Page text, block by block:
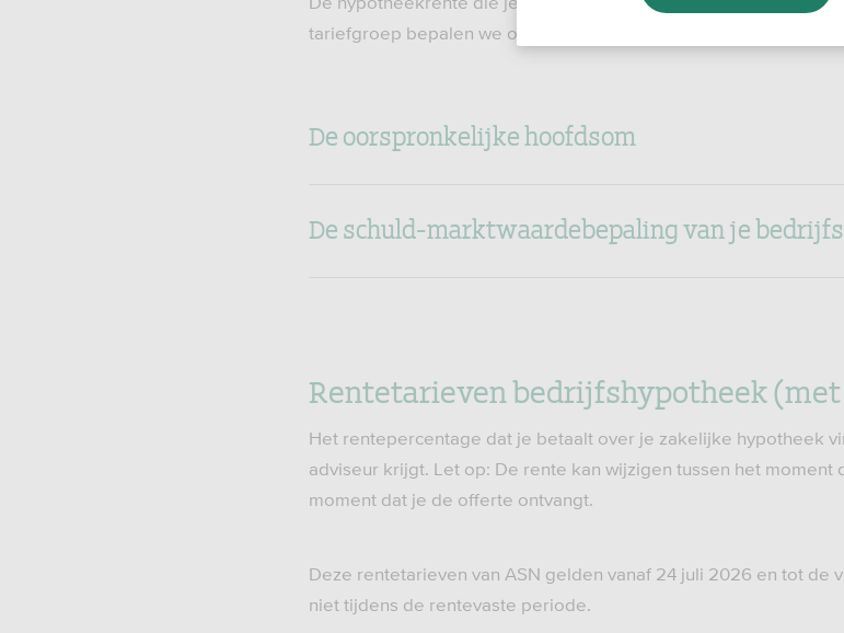
tariefgroep bepalen we op basis van:
De oorspronkelijke hoofdsom
De schuld-marktwaardebepaling van je
Rentetarieven bedrijfshypotheek
Het rentepercentage dat je betaalt over je zakelijke hypotheek
adviseur krijgt. Let op: De rente kan wijzigen tussen het moment
moment dat je de offerte ontvangt.
Deze rentetarieven van ASN gelden vanaf 24 juli 2026 en tot de
niet tijdens de rentevaste periode.